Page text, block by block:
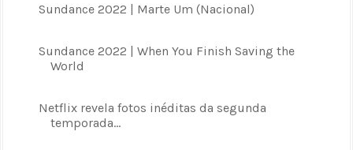
Sundance 2022 | Marte Um (Nacional)
Sundance 2022 | When You Finish Saving the
World
Netflix revela fotos inéditas da segunda
temporada...